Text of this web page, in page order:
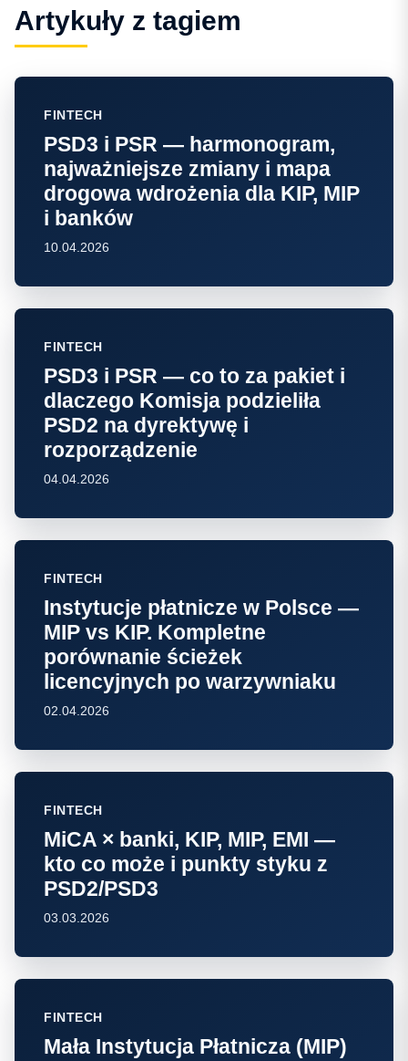
Artykuły z tagiem
FINTECH
PSD3 i PSR — harmonogram,
najważniejsze zmiany i mapa
drogowa wdrożenia dla KIP, MIP
i banków
10.04.2026
FINTECH
PSD3 i PSR — co to za pakiet i
dlaczego Komisja podzieliła
PSD2 na dyrektywę i
rozporządzenie
04.04.2026
FINTECH
Instytucje płatnicze w Polsce —
MIP vs KIP. Kompletne
porównanie ścieżek
licencyjnych po warzywniaku
02.04.2026
FINTECH
MiCA × banki, KIP, MIP, EMI —
kto co może i punkty styku z
PSD2/PSD3
03.03.2026
FINTECH
Mała Instytucja Płatnicza (MIP)